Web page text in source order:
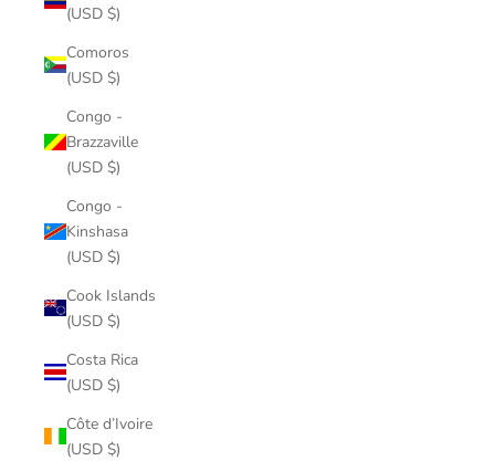
(USD $)
Comoros
(USD $)
Congo -
Brazzaville
(USD $)
Congo -
Kinshasa
(USD $)
Cook Islands
(USD $)
Costa Rica
(USD $)
Côte d’Ivoire
(USD $)